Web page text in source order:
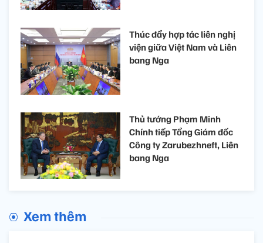
Thúc đẩy hợp tác liên nghị
viện giữa Việt Nam và Liên
bang Nga
Thủ tướng Phạm Minh
Chính tiếp Tổng Giám đốc
Công ty Zarubezhneft, Liên
bang Nga
Xem thêm